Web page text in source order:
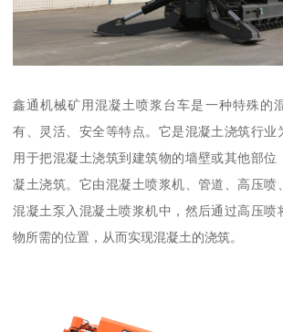
鑫通机械矿用混凝土喷浆台车是一种特殊的
有、灵活、安全等特点。它是混凝土浇筑行业
用于把混凝土浇筑到建筑物的墙壁或其他部位
凝土浇筑。它由混凝土喷浆机、管道、高压喷
混凝土泵入混凝土喷浆机中，然后通过高压喷
物所需的位置，从而实现混凝土的浇筑。